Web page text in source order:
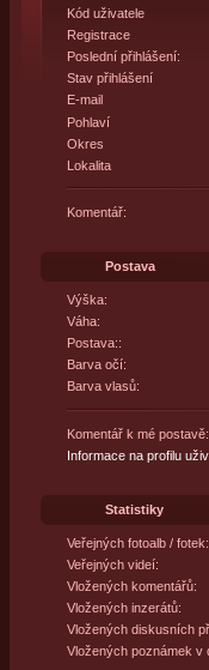
Kód uživatele
Registrace
Poslední přihlášení:
Stav přihlášení
E-mail
Pohlaví
Okres
Lokalita
Komentář:
Postava
Výška:
Váha:
Postava::
Barva očí:
Barva vlasů:
Komentář k mé postavě:
Informace na profilu
Statistiky
Veřejných fotoalb / fotek:
Veřejných videí:
Vložených komentářů:
Vložených inzerátů:
Vložených diskusních
Vložených poznámek v